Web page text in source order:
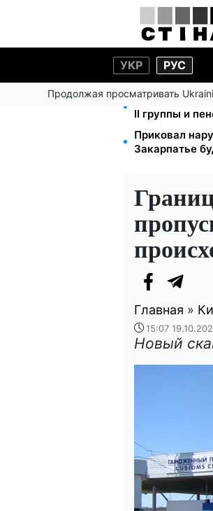
УКР РУС
Продолжая просматривать
2000 грн в
II группы и
Приковал
Закарпатье
Главная »
15:07
Новый